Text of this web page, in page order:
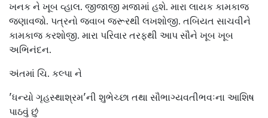
ખનક ને ખૂબ વ્હાલ. જીજાજી મજામાં હશે. મારા લાયક કામકાજ
જણાવજો. પત્રનો જવાબ જરૂરથી લખશોજી. તબિયત સાચવીને
કામકાજ કરશોજી. મારા પરિવાર તરફથી આપ સૌને ખૂબ ખૂબ
અભિનંદન.
અંતમાં ચિ. કલ્પા ને
'ધન્યો ગૃહસ્થાશ્રમ'ની શુભેચ્છા તથા સૌભાગ્યવતીભવઃના આશિષ
પાઠવું છું